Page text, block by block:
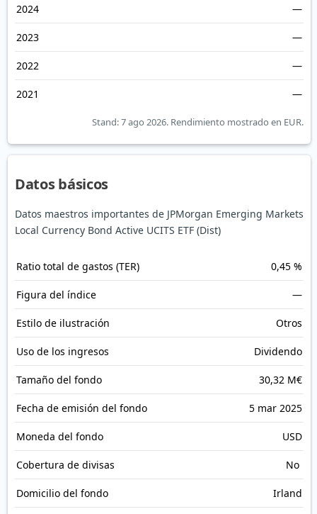
2024 —
2023 —
2022 —
2021 —
Stand: 7 ago 2026. Rendimiento mostrado en EUR.
Datos básicos
Datos maestros importantes de JPMorgan Emerging Markets
Local Currency Bond Active UCITS ETF (Dist)
Ratio total de gastos (TER) 0,45 %
Figura del índice —
Estilo de ilustración Otros
Uso de los ingresos Dividendo
Tamaño del fondo 30,32 M€
Fecha de emisión del fondo 5 mar 2025
Moneda del fondo USD
Cobertura de divisas No
Domicilio del fondo Irland